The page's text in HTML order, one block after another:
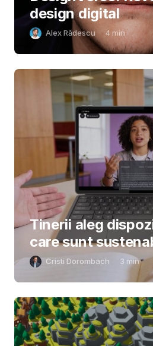
design digital
Alex Rădescu 4 min
Tinerii aleg
care sunt
Cristi Dorombach 3 min